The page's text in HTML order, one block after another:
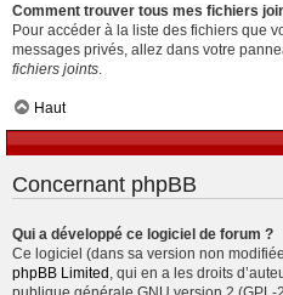
Comment trouver tous mes fichiers
Pour accéder à la liste des fichiers que
messages privés, allez dans votre
fichiers joints
Haut
Concernant phpBB
Qui a développé ce logiciel de forum ?
Ce logiciel (dans sa version non
phpBB Limited , qui en a les droits